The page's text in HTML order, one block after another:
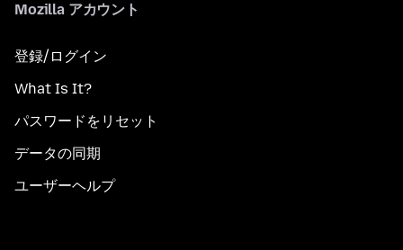
Mozilla アカウント
登録/ログイン
What Is It?
パスワードをリセット
データの同期
ユーザーヘルプ